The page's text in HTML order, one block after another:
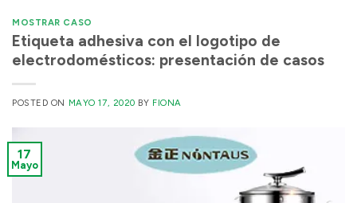
MOSTRAR CASO
Etiqueta adhesiva con el logotipo de
electrodomésticos: presentación de casos
POSTED ON MAYO 17, 2020 BY FIONA
17
Mayo